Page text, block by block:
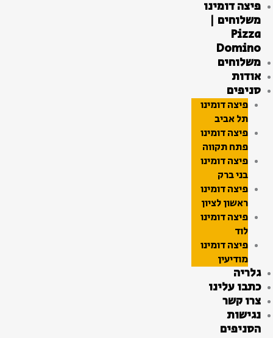
דילוג
לתוכן
פיצה דומינו
משלוחים |
Pizza
Domino
משלוחים
אודות
סניפים
פיצה דומינו
תל אביב
פיצה דומינו
פתח תקווה
פיצה דומינו
בני ברק
פיצה דומינו
ראשון לציון
פיצה דומינו
לוד
פיצה דומינו
מודיעין
גלריה
כתבו עלינו
צרו קשר
נגישות
הסניפים